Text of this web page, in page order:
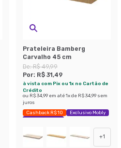
Prateleira Bamberg
Carvalho 45 cm
De:R$ 49,99
Por: R$ 31,49
à vista com Pix ou 1x no Cartão de
Crédito
ou R$ 34,99 em até1x de R$ 34,99 sem
juros
Cashback R$ 10
Exclusivo Mobly
Economize 37%
+1